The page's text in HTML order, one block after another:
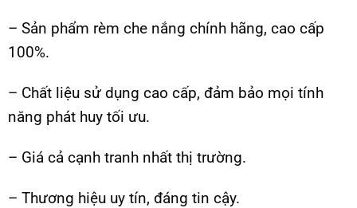
– Sản phẩm rèm che nắng chính hãng, cao cấp
100%.
– Chất liệu sử dụng cao cấp, đảm bảo mọi tính
năng phát huy tối ưu.
– Giá cả cạnh tranh nhất thị trường.
– Thương hiệu uy tín, đáng tin cậy.